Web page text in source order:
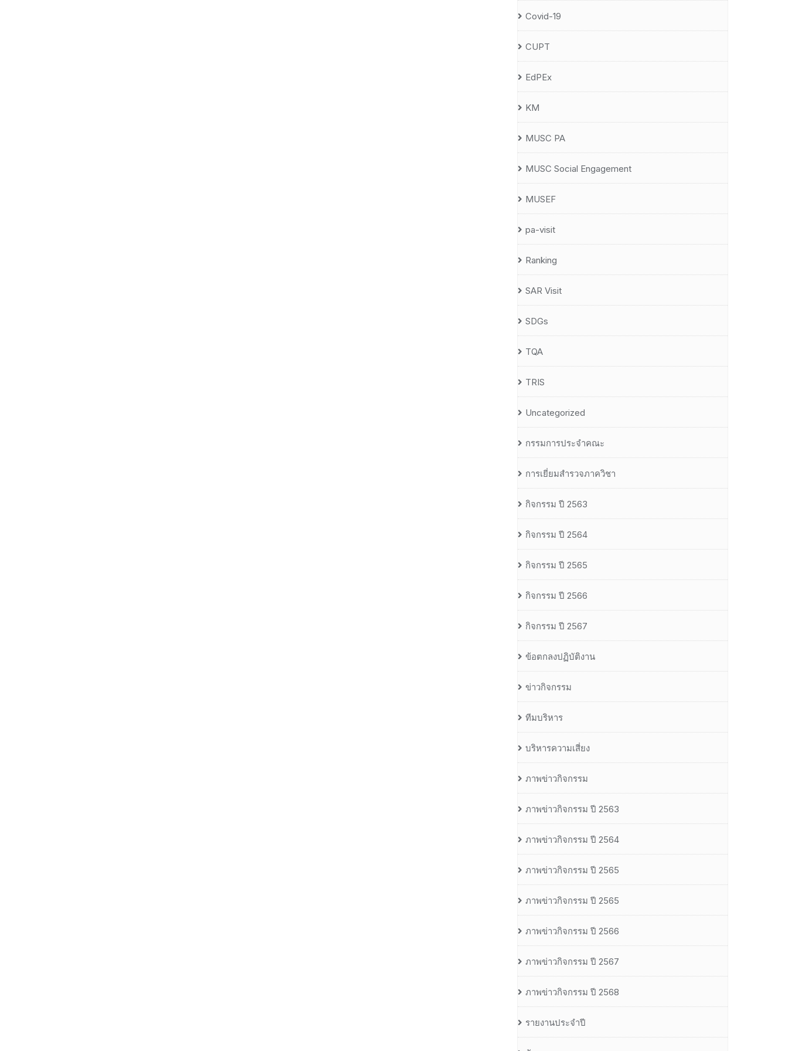
Covid-19
CUPT
EdPEx
KM
MUSC PA
MUSC Social Engagement
MUSEF
pa-visit
Ranking
SAR Visit
SDGs
TQA
TRIS
Uncategorized
กรรมการประจำคณะ
การเยี่ยมสำรวจภาควิชา
กิจกรรม ปี 2563
กิจกรรม ปี 2564
กิจกรรม ปี 2565
กิจกรรม ปี 2566
กิจกรรม ปี 2567
ข้อตกลงปฏิบัติงาน
ข่าวกิจกรรม
ทีมบริหาร
บริหารความเสี่ยง
ภาพข่าวกิจกรรม
ภาพข่าวกิจกรรม ปี 2563
ภาพข่าวกิจกรรม ปี 2564
ภาพข่าวกิจกรรม ปี 2565
ภาพข่าวกิจกรรม ปี 2565
ภาพข่าวกิจกรรม ปี 2566
ภาพข่าวกิจกรรม ปี 2567
ภาพข่าวกิจกรรม ปี 2568
รายงานประจำปี